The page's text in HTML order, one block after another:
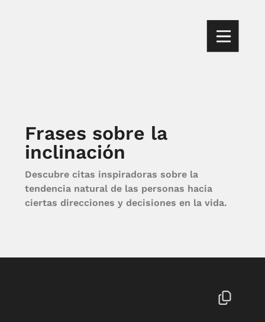
Frases sobre la
inclinación
Descubre citas inspiradoras sobre la
tendencia natural de las personas hacia
ciertas direcciones y decisiones en la vida.